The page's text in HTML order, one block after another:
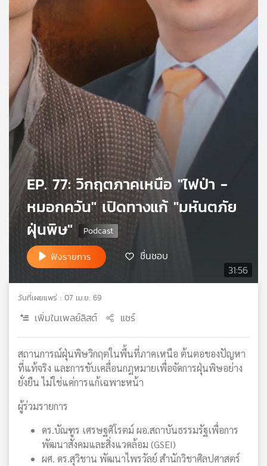
ข่าว
กิจกรรม
เกี่ยว
กับ
เรา
เครือ
วิทยุ
ไทย
พี
แผนที่
วิทยุ
เครือ
31:56
EP. 77: วิกฤตภาคเหนือ "ไฟป่า -
หมอกควัน" เปิดทางแก้ "มหันตภัย
ฝุ่นพิษ"
ฟังรายการ ชื่นชอบ
วันที่เผยแพร่ : 07 เม.ย. 69
เพิ่มในเพลย์ลิสต์ แชร์
สถานการณ์ฝุ่นพิษวิกฤตในพื้นที่ภาคเหนือ ต้นตอของปัญหา
ที่แท้จริง และการขับเคลื่อนกฎหมายเพื่อจัดการฝุ่นพิษอย่าง
ยั่งยืน ไม่ใช่แค่การแก้เฉพาะหน้า
ผู้ร่วมรายการ
ดร.บัณฑูร เศรษฐศิโรตม์ ผอ.สถาบันธรรมรัฐเพื่อการ
พัฒนาสังคมและสิ่งแวดล้อม (GSEI)
ผศ. ดร.สุวิชาน พัฒนาไพรวัลย์ สำนักวิชาศิลปศาสตร์